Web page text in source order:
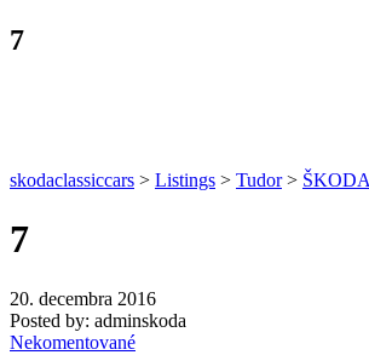
7
skodaclassiccars > Listings > Tudor>
7
20. decembra 2016
Posted by: adminskoda
Nekomentované